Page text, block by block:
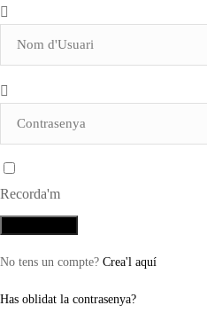
Recorda'm
No tens un compte? Crea'l aquí
Has oblidat la contrasenya?